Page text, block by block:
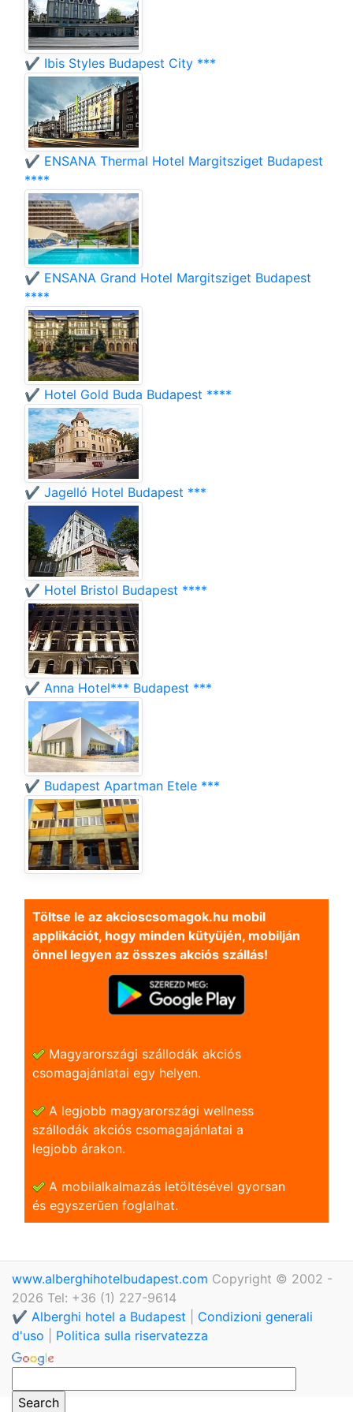
✔️ Ibis Styles Budapest City ***
✔️ ENSANA Thermal Hotel Margitsziget Budapest
****
✔️ ENSANA Grand Hotel Margitsziget Budapest
****
✔️ Hotel Gold Buda Budapest ****
✔️ Jagelló Hotel Budapest ***
✔️ Hotel Bristol Budapest ****
✔️ Anna Hotel*** Budapest ***
✔️ Budapest Apartman Etele ***
Töltse le az akcioscsomagok.hu mobil
applikációt, hogy minden kütyüjén, mobilján
önnel legyen az összes akciós szállás!
Magyarországi szállodák akciós
csomagajánlatai egy helyen.
A legjobb magyarországi wellness
szállodák akciós csomagajánlatai a
legjobb árakon.
A mobilalkalmazás letöltésével gyorsan
és egyszerũen foglalhat.
www.alberghihotelbudapest.com Copyright © 2002 -
2026 Tel: +36 (1) 227-9614
✔️ Alberghi hotel a Budapest
Condizioni generali
d'uso
Politica sulla riservatezza